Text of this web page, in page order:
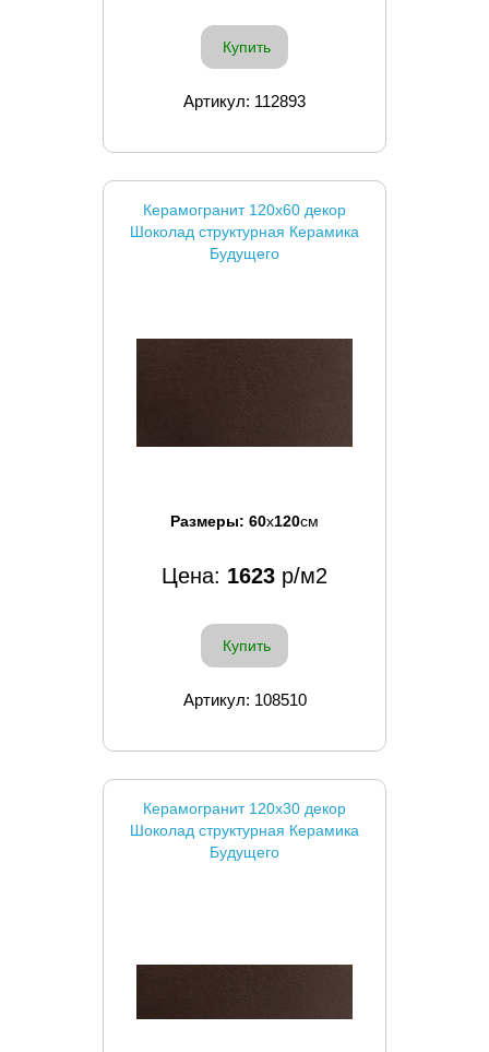
Купить
Артикул: 112893
Керамогранит 120x60 декор
Шоколад структурная Керамика
Будущего
Размеры: 60x120см
Цена: 1623 р/м2
Купить
Артикул: 108510
Керамогранит 120x30 декор
Шоколад структурная Керамика
Будущего